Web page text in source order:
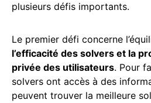
plusieurs défis importants.
Le premier défi concerne
l’efficacité des solvers et la
privée des utilisateurs. Pour
solvers ont accès à des
peuvent trouver la meilleure